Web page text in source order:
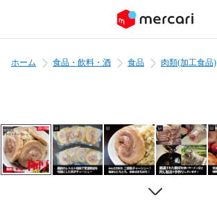
ホーム 食品・飲料・酒 食品 肉類(加工食品)